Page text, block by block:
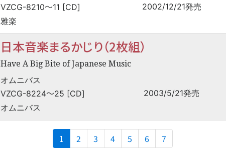
VZCG-8210〜11 [CD] 2002/12/21発売
雅楽
日本音楽まるかじり（2枚組）
Have A Big Bite of Japanese Music
オムニバス
VZCG-8224〜25 [CD] 2003/5/21発売
オムニバス
1 (current)
2 3 4 5 6 7